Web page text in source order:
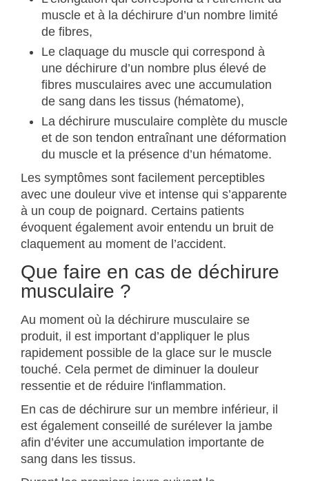
muscle et à la déchirure d’un nombre limité
de fibres,
Le claquage du muscle qui correspond à
une déchirure d’un nombre plus élevé de
fibres musculaires avec une accumulation
de sang dans les tissus (hématome),
La déchirure musculaire complète du muscle
et de son tendon entraînant une déformation
du muscle et la présence d’un hématome.
Les symptômes sont facilement perceptibles
avec une douleur vive et intense qui s’apparente
à un coup de poignard. Certains patients
évoquent également avoir entendu un bruit de
claquement au moment de l’accident.
Que faire en cas de déchirure
musculaire ?
Au moment où la déchirure musculaire se
produit, il est important d’appliquer le plus
rapidement possible de la glace sur le muscle
touché. Cela permet de diminuer la douleur
ressentie et de réduire l'inflammation.
En cas de déchirure sur un membre inférieur, il
est également conseillé de surélever la jambe
afin d’éviter une accumulation importante de
sang dans les tissus.